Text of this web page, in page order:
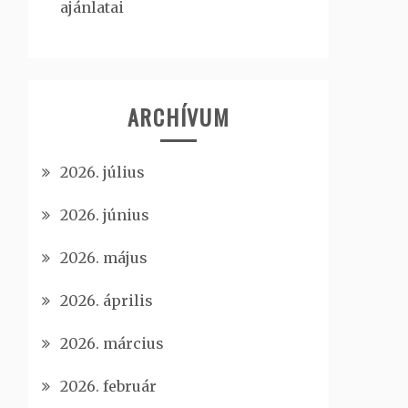
ajánlatai
ARCHÍVUM
2026. július
2026. június
2026. május
2026. április
2026. március
2026. február